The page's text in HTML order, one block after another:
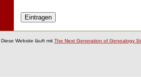
Diese Website läuft mitThe Next Generation of Genealogy